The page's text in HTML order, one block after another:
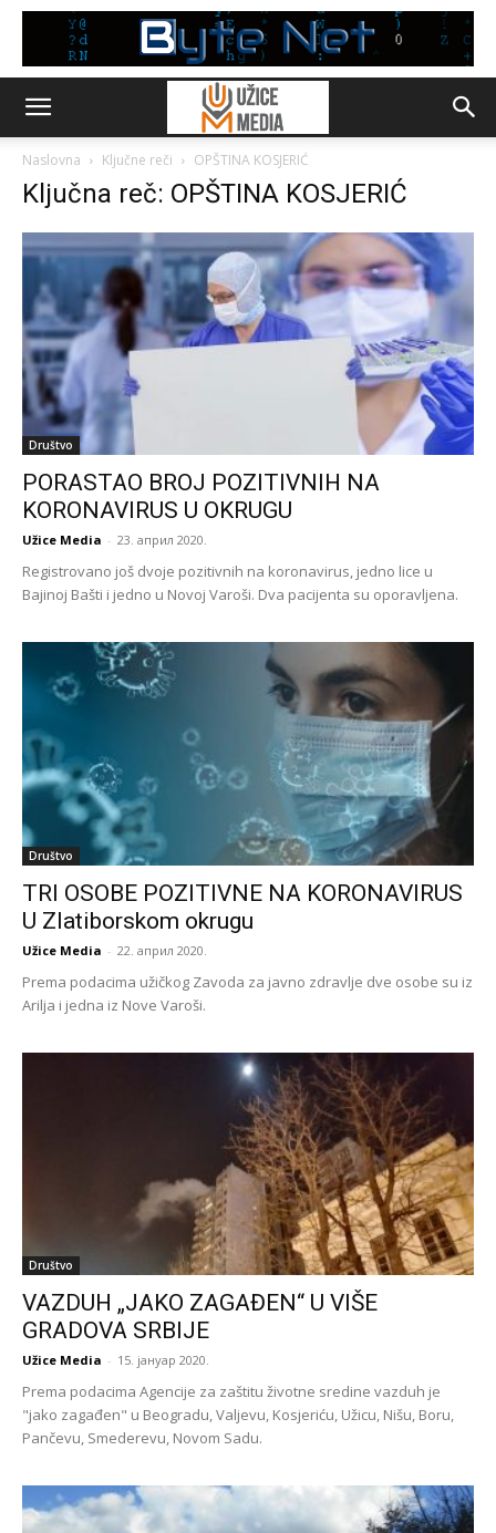
Naslovna Ključne reči OPŠTINA KOSJERIĆ
Ključna reč: OPŠTINA KOSJERIĆ
Društvo
PORASTAO BROJ POZITIVNIH NA
KORONAVIRUS U OKRUGU
Užice Media - 23. април 2020.
Registrovano još dvoje pozitivnih na koronavirus, jedno lice u
Bajinoj Bašti i jedno u Novoj Varoši. Dva pacijenta su oporavljena.
Društvo
TRI OSOBE POZITIVNE NA KORONAVIRUS
U Zlatiborskom okrugu
Užice Media - 22. април 2020.
Prema podacima užičkog Zavoda za javno zdravlje dve osobe su iz
Arilja i jedna iz Nove Varoši.
Društvo
VAZDUH „JAKO ZAGAĐEN“ U VIŠE
GRADOVA SRBIJE
Užice Media - 15. јануар 2020.
Prema podacima Agencije za zaštitu životne sredine vazduh je
"jako zagađen" u Beogradu, Valjevu, Kosjeriću, Užicu, Nišu, Boru,
Pančevu, Smederevu, Novom Sadu.